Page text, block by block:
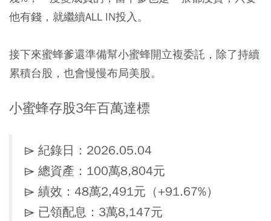
他有錢，就繼續ALL IN投入。
接下來蜜蜂爹還準備幫小蜜蜂開立複委託，除了持續
累積台股，也會慢慢布局美股。
小蜜蜂存股3年百萬達標
⌲ 紀錄日：2026.05.04
⌲ 總資產：100萬8,804元
⌲ 績效：48萬2,491元（+91.67%）
⌲ 已領配息：3萬8,147元